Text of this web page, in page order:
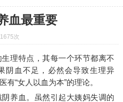
血最重要
1675次
理特点，其每一个环节都离不
阴血不足，必然会导致生理异
“女人以血为本”的理论。
养血。虽然引起大姨妈失调的